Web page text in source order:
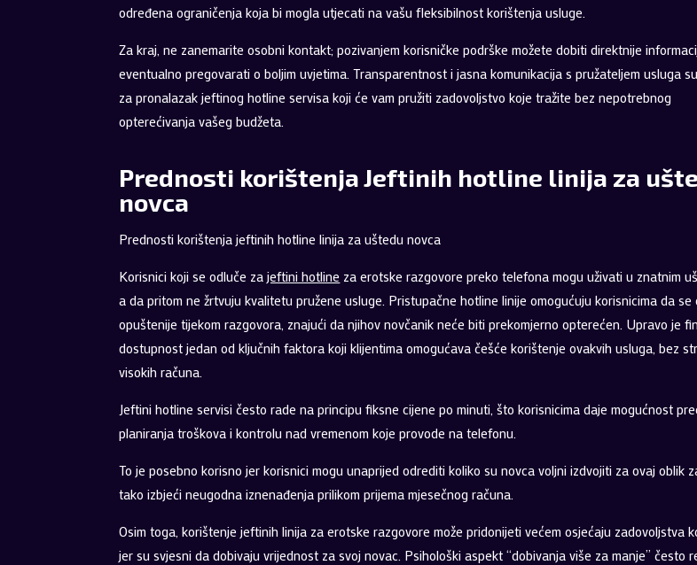
određena ograničenja koja bi mogla utjecati na vašu fleksibilnost korištenja usluge.
Za kraj, ne zanemarite osobni kontakt; pozivanjem korisničke podrške možete dobiti direktnije
eventualno pregovarati o boljim uvjetima. Transparentnost i jasna komunikacija s pružateljem usluga
za pronalazak jeftinog hotline servisa koji će vam pružiti zadovoljstvo koje tražite bez nepotrebnog
opterećivanja vašeg budžeta.
Prednosti korištenja Jeftinih hotline linija za
novca
Prednosti korištenja jeftinih hotline linija za uštedu novca
Korisnici koji se odluče zajeftini hotline za erotske razgovore preko telefona mogu uživati u znatnim
a da pritom ne žrtvuju kvalitetu pružene usluge. Pristupačne hotline linije omogućuju korisnicima da se
opuštenije tijekom razgovora, znajući da njihov novčanik neće biti prekomjerno opterećen. Upravo je
dostupnost jedan od ključnih faktora koji klijentima omogućava češće korištenje ovakvih usluga, bez
visokih računa.
Jeftini hotline servisi često rade na principu fiksne cijene po minuti, što korisnicima daje mogućnost
planiranja troškova i kontrolu nad vremenom koje provode na telefonu.
To je posebno korisno jer korisnici mogu unaprijed odrediti koliko su novca voljni izdvojiti za ovaj oblik
tako izbjeći neugodna iznenađenja prilikom prijema mjesečnog računa.
Osim toga, korištenje jeftinih linija za erotske razgovore može pridonijeti većem osjećaju zadovoljstva
jer su svjesni da dobivaju vrijednost za svoj novac. Psihološki aspekt “dobivanja više za manje” često